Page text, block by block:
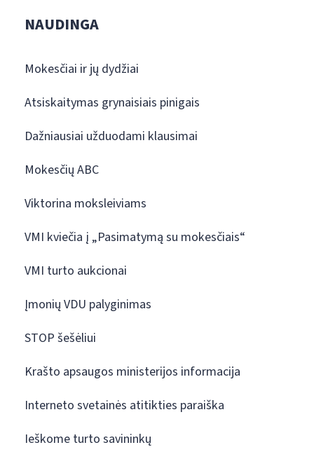
NAUDINGA
Mokesčiai ir jų dydžiai
Atsiskaitymas grynaisiais pinigais
Dažniausiai užduodami klausimai
Mokesčių ABC
Viktorina moksleiviams
VMI kviečia į „Pasimatymą su mokesčiais“
VMI turto aukcionai
Įmonių VDU palyginimas
STOP šešėliui
Krašto apsaugos ministerijos informacija
Interneto svetainės atitikties paraiška
Ieškome turto savininkų